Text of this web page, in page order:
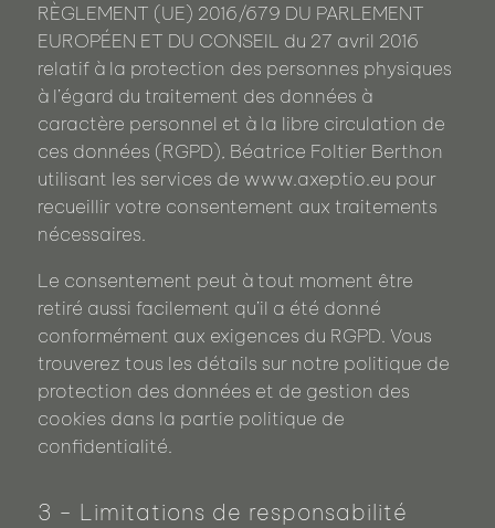
RÈGLEMENT (UE) 2016/679 DU PARLEMENT
EUROPÉEN ET DU CONSEIL du 27 avril 2016
relatif à la protection des personnes physiques
à l’égard du traitement des données à
caractère personnel et à la libre circulation de
ces données (RGPD), Béatrice Foltier Berthon
utilisant les services de www.axeptio.eu pour
recueillir votre consentement aux traitements
nécessaires.
Le consentement peut à tout moment être
retiré aussi facilement qu’il a été donné
conformément aux exigences du RGPD. Vous
trouverez tous les détails sur notre politique de
protection des données et de gestion des
cookies dans la partie politique de
confidentialité.
3 - Limitations de responsabilité